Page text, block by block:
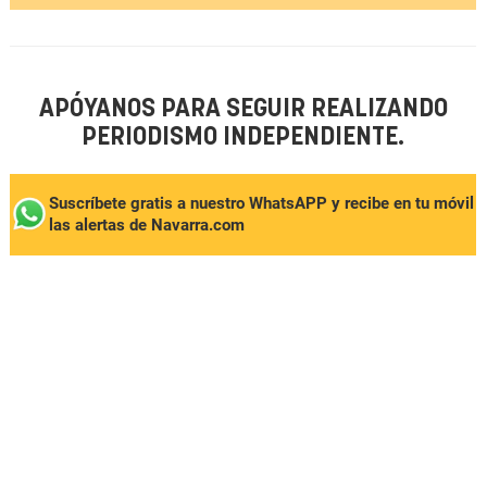
APÓYANOS PARA SEGUIR REALIZANDO
PERIODISMO INDEPENDIENTE.
Suscríbete gratis a nuestro WhatsAPP y recibe en tu móvil
las alertas de Navarra.com